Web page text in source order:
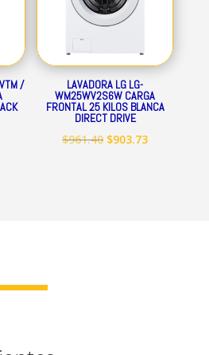
/ LAVADORA LG LG-
WM25WV2S6W CARGA
FRONTAL 25 KILOS BLANCA
DIRECT DRIVE
$961.40 El
$903.73El